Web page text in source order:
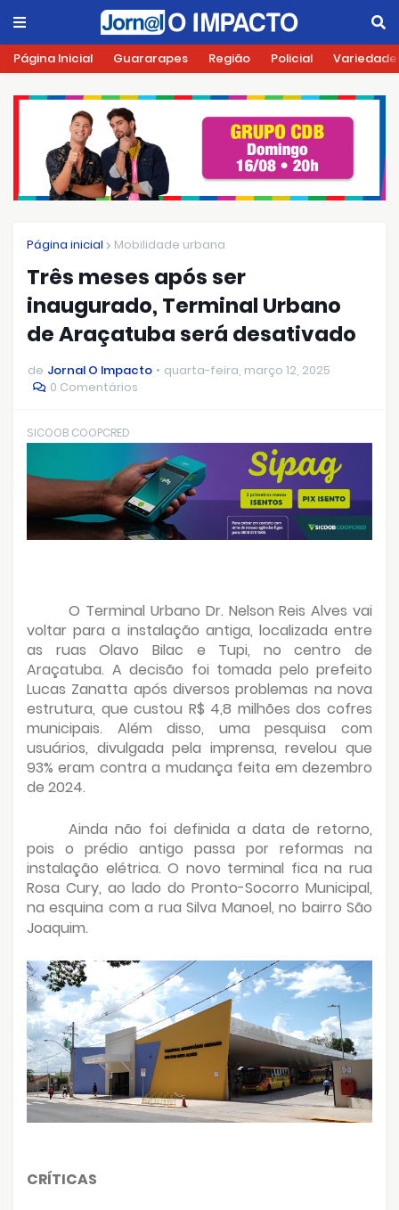
Página Inicial Guararapes Região Policial
Página inicial Mobilidade urbana
Três meses após ser
inaugurado, Terminal Urbano
de Araçatuba será desativado
de Jornal O Impacto
quarta-feira, março 12, 2025
0 Comentários
SICOOB COOPCRED
O Terminal Urbano Dr. Nelson Reis Alves vai
voltar para a instalação antiga, localizada entre
as ruas Olavo Bilac e Tupi, no centro de
Araçatuba. A decisão foi tomada pelo prefeito
Lucas Zanatta após diversos problemas na nova
estrutura, que custou R$ 4,8 milhões dos cofres
municipais. Além disso, uma pesquisa com
usuários, divulgada pela imprensa, revelou que
93% eram contra a mudança feita em dezembro
de 2024.
Ainda não foi definida a data de retorno,
pois o prédio antigo passa por reformas na
instalação elétrica. O novo terminal fica na rua
Rosa Cury, ao lado do Pronto-Socorro Municipal,
na esquina com a rua Silva Manoel, no bairro São
Joaquim.
CRÍTICAS